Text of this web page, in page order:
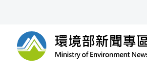
環境部新聞專區